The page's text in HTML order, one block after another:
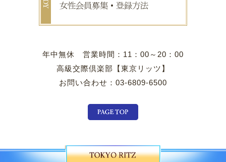
年中無休 営業時間：11：00～20：00
高級交際倶楽部【東京リッツ】
お問い合わせ：03-6809-6500